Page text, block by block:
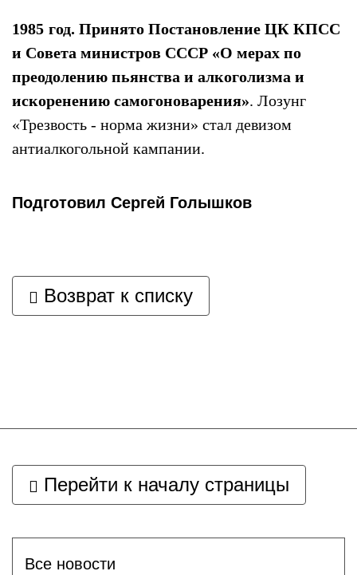
1985 год. Принято Постановление ЦК КПСС
и Совета министров СССР «О мерах по
преодолению пьянства и алкоголизма и
искоренению самогоноварения». Лозунг
«Трезвость - норма жизни» стал девизом
антиалкогольной кампании.
Подготовил Сергей Голышков
Возврат к списку
Перейти к началу страницы
Все новости